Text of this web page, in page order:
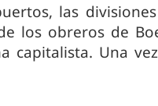
las
los obreros de
capitalista. Una